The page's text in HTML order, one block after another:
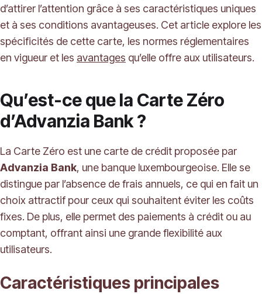
d’attirer l’attention grâce à ses caractéristiques uniques
et à ses conditions avantageuses. Cet article explore les
spécificités de cette carte, les normes réglementaires
en vigueur et les avantages qu’elle offre aux utilisateurs.
Qu’est-ce que la Carte Zéro
d’Advanzia Bank ?
La Carte Zéro est une carte de crédit proposée par
Advanzia Bank, une banque luxembourgeoise. Elle se
distingue par l’absence de frais annuels, ce qui en fait un
choix attractif pour ceux qui souhaitent éviter les coûts
fixes. De plus, elle permet des paiements à crédit ou au
comptant, offrant ainsi une grande flexibilité aux
utilisateurs.
Caractéristiques principales